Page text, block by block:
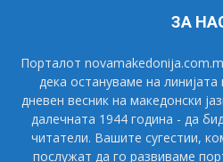
ЗА
Порталот
дека остануваме на
дневен весник на македонски
далечната 1944 година - да
читатели. Вашите сугестии,
послужат да го развиваме